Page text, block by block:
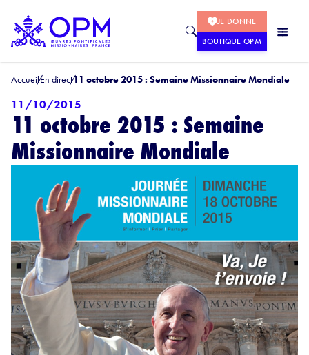
JE DONNE
BOUTIQUE OPM
AccueilEn direct11 octobre 2015 : Semaine Missionnaire Mondiale
11/10/2015
11 octobre 2015 : Semaine
Missionnaire Mondiale